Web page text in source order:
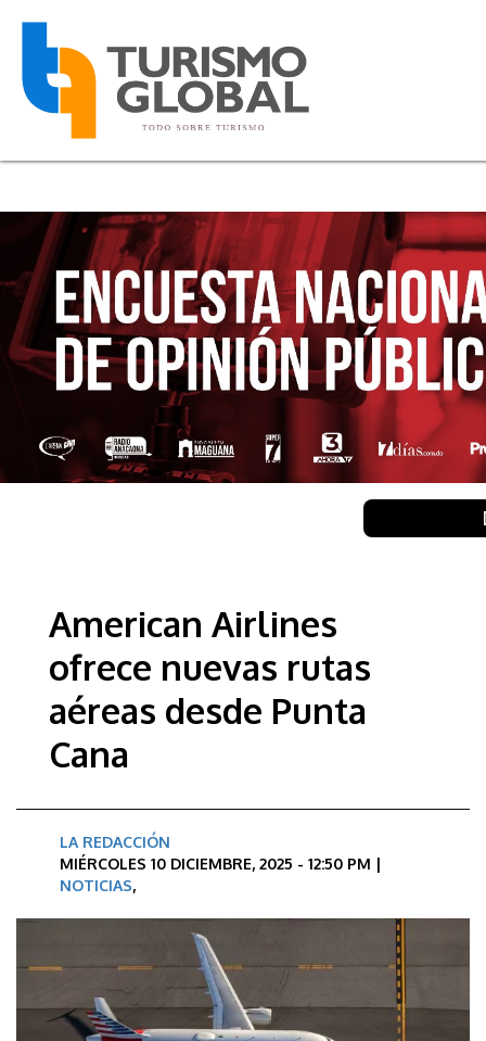
American Airlines
ofrece nuevas rutas
aéreas desde Punta
Cana
LA REDACCIÓN
MIÉRCOLES 10 DICIEMBRE, 2025 - 12:50 PM |
NOTICIAS,